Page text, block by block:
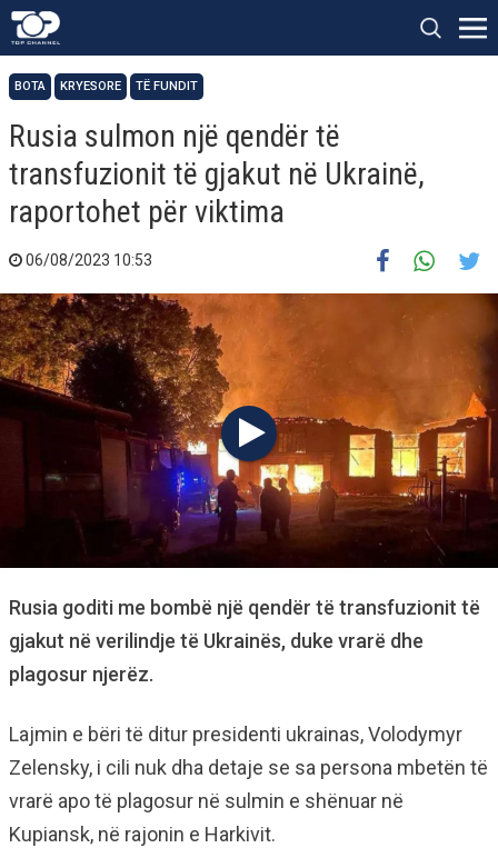
BOTA KRYESORE TË FUNDIT
Rusia sulmon një qendër të
transfuzionit të gjakut në Ukrainë,
raportohet për viktima
06/08/2023 10:53
Rusia goditi me bombë një qendër të transfuzionit të
gjakut në verilindje të Ukrainës, duke vrarë dhe
plagosur njerëz.
Lajmin e bëri të ditur presidenti ukrainas, Volodymyr
Zelensky, i cili nuk dha detaje se sa persona mbetën të
vrarë apo të plagosur në sulmin e shënuar në
Kupiansk, në rajonin e Harkivit.